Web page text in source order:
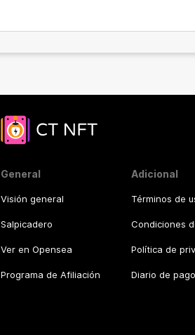
General
Visión general
Salpicadero
Ver en Opensea
Programa de Afiliación
Adicional
Términos de
Condiciones
Política de
Diario de